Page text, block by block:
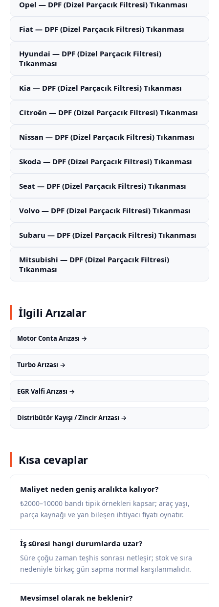
Opel — DPF (Dizel Parçacık Filtresi) Tıkanması
Fiat — DPF (Dizel Parçacık Filtresi) Tıkanması
Hyundai — DPF (Dizel Parçacık Filtresi)
Tıkanması
Kia — DPF (Dizel Parçacık Filtresi) Tıkanması
Citroën — DPF (Dizel Parçacık Filtresi) Tıkanması
Nissan — DPF (Dizel Parçacık Filtresi) Tıkanması
Skoda — DPF (Dizel Parçacık Filtresi) Tıkanması
Seat — DPF (Dizel Parçacık Filtresi) Tıkanması
Volvo — DPF (Dizel Parçacık Filtresi) Tıkanması
Subaru — DPF (Dizel Parçacık Filtresi) Tıkanması
Mitsubishi — DPF (Dizel Parçacık Filtresi)
Tıkanması
İlgili Arızalar
Motor Conta Arızası →
Turbo Arızası →
EGR Valfi Arızası →
Distribütör Kayışı / Zincir Arızası →
Kısa cevaplar
Maliyet neden geniş aralıkta kalıyor?
₺2000–10000 bandı tipik örnekleri kapsar; araç yaşı,
parça kaynağı ve yan bileşen ihtiyacı fiyatı oynatır.
İş süresi hangi durumlarda uzar?
Süre çoğu zaman teşhis sonrası netleşir; stok ve sıra
nedeniyle birkaç gün sapma normal karşılanmalıdır.
Mevsimsel olarak ne beklenir?